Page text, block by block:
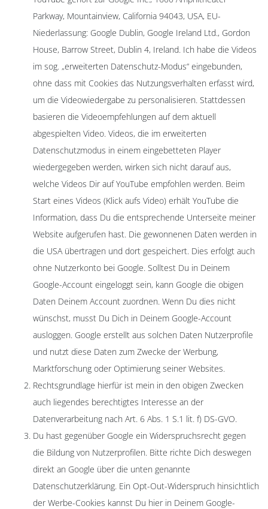
Parkway, Mountainview, California 94043, USA, EU-
Niederlassung: Google Dublin, Google Ireland Ltd., Gordon
House, Barrow Street, Dublin 4, Ireland. Ich habe die Videos
im sog. „erweiterten Datenschutz-Modus“ eingebunden,
ohne dass mit Cookies das Nutzungsverhalten erfasst wird,
um die Videowiedergabe zu personalisieren. Stattdessen
basieren die Videoempfehlungen auf dem aktuell
abgespielten Video. Videos, die im erweiterten
Datenschutzmodus in einem eingebetteten Player
wiedergegeben werden, wirken sich nicht darauf aus,
welche Videos Dir auf YouTube empfohlen werden. Beim
Start eines Videos (Klick aufs Video) erhält YouTube die
Information, dass Du die entsprechende Unterseite meiner
Website aufgerufen hast. Die gewonnenen Daten werden in
die USA übertragen und dort gespeichert. Dies erfolgt auch
ohne Nutzerkonto bei Google. Solltest Du in Deinem
Google-Account eingeloggt sein, kann Google die obigen
Daten Deinem Account zuordnen. Wenn Du dies nicht
wünschst, musst Du Dich in Deinem Google-Account
ausloggen. Google erstellt aus solchen Daten Nutzerprofile
und nutzt diese Daten zum Zwecke der Werbung,
Marktforschung oder Optimierung seiner Websites.
Rechtsgrundlage hierfür ist mein in den obigen Zwecken
auch liegendes berechtigtes Interesse an der
Datenverarbeitung nach Art. 6 Abs. 1 S.1 lit. f) DS-GVO.
Du hast gegenüber Google ein Widerspruchsrecht gegen
die Bildung von Nutzerprofilen. Bitte richte Dich deswegen
direkt an Google über die unten genannte
Datenschutzerklärung. Ein Opt-Out-Widerspruch hinsichtlich
der Werbe-Cookies kannst Du hier in Deinem Google-